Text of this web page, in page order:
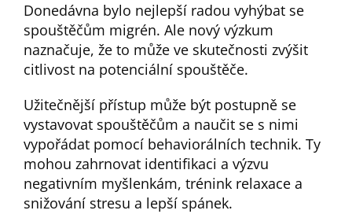
Donedávna bylo nejlepší radou vyhýbat se
spouštěčům migrén. Ale nový výzkum
naznačuje, že to může ve skutečnosti zvýšit
citlivost na potenciální spouštěče.
Užitečnější přístup může být postupně se
vystavovat spouštěčům a naučit se s nimi
vypořádat pomocí behaviorálních technik. Ty
mohou zahrnovat identifikaci a výzvu
negativním myšlenkám, trénink relaxace a
snižování stresu a lepší spánek.